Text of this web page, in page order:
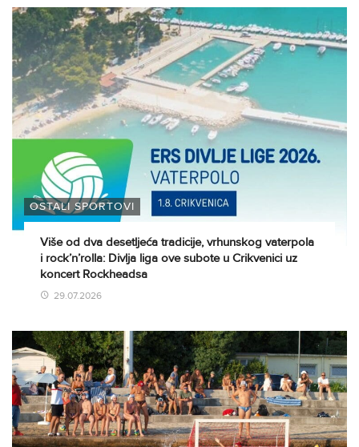
OSTALI SPORTOVI
Više od dva desetljeća tradicije, vrhunskog vaterpola
i rock’n’rolla: Divlja liga ove subote u Crikvenici uz
koncert Rockheadsa
29.07.2026